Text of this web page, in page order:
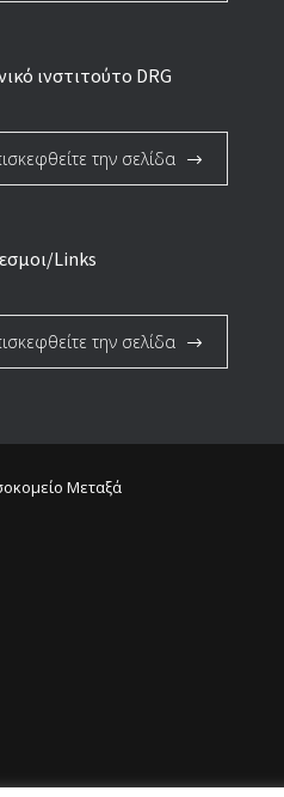
ινστιτούτο DRG
την σελίδα
Links
την σελίδα
Μεταξά